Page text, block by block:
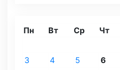
Пн Вт Ср Чт
3
4 5 6